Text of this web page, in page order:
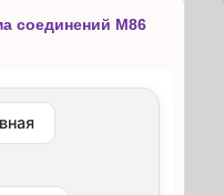
соединений М86